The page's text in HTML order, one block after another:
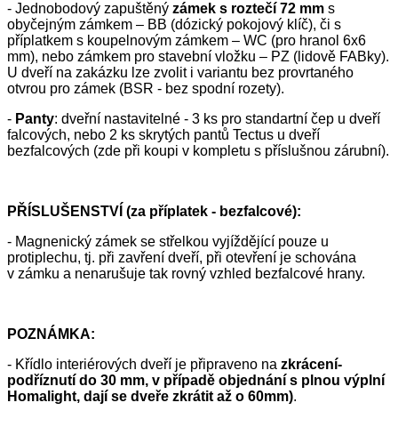
- Jednobodový zapuštěný zámek s roztečí 72 mm s
obyčejným zámkem – BB (dózický pokojový klíč), či s
příplatkem s koupelnovým zámkem – WC (pro hranol 6x6
mm), nebo zámkem pro stavební vložku – PZ (lidově FABky).
U dveří na zakázku lze zvolit i variantu bez provrtaného
otvrou pro zámek (BSR - bez spodní rozety).
- Panty: dveřní nastavitelné - 3 ks pro standartní čep u dveří
falcových, nebo 2 ks skrytých pantů Tectus u dveří
bezfalcových (zde při koupi v kompletu s příslušnou zárubní).
PŘÍSLUŠENSTVÍ (za příplatek - bezfalcové):
- Magnenický zámek se střelkou vyjíždějící pouze u
protiplechu, tj. při zavření dveří, při otevření je schována
v zámku a nenarušuje tak rovný vzhled bezfalcové hrany.
POZNÁMKA:
- Křídlo interiérových dveří je připraveno na zkrácení-
podříznutí do 30 mm, v případě objednání s plnou výplní
Homalight, dají se dveře zkrátit až o 60mm).